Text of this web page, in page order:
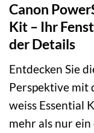
Canon
Kit – Ihr
der Details
Entdecken Sie
Perspektive mit
weiss Essential
mehr als nur